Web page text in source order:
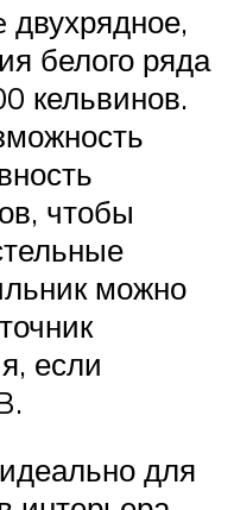
белого ряда
кельвинов.
чтобы
можно
если
для